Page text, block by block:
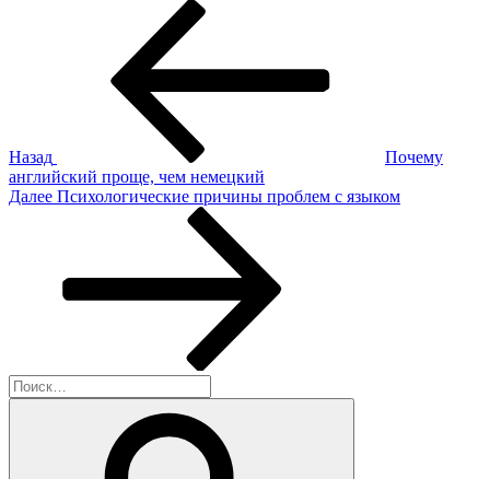
Назад
Почему
английский проще, чем немецкий
Следующая
Далее Психологические причины проблем с языком
Искать: